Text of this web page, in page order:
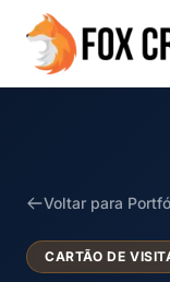
Voltar para
CARTÃO DE